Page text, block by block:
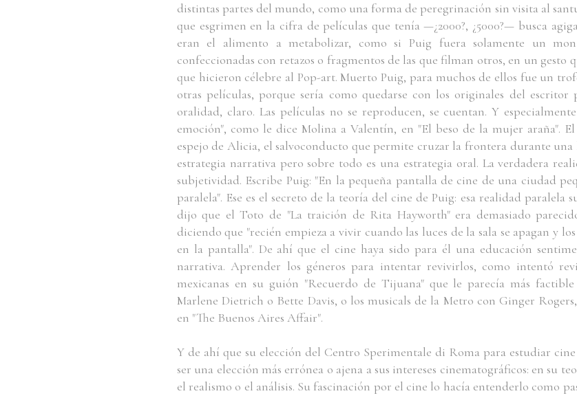
distintas partes del mundo, como una forma de peregrinación sin visita al
que esgrimen en la cifra de películas que tenía —¿2000?, ¿5000?— busca
eran el alimento a metabolizar, como si Puig fuera solamente un
confeccionadas con retazos o fragmentos de las que filman otros, en un gesto
que hicieron célebre al Pop-art. Muerto Puig, para muchos de ellos fue un
otras películas, porque sería como quedarse con los originales del
oralidad, claro. Las películas no se reproducen, se cuentan. Y
emoción", como le dice Molina a Valentín, en "El beso de la mujer araña".
espejo de Alicia, el salvoconducto que permite cruzar la frontera durante una
estrategia narrativa pero sobre todo es una estrategia oral. La verdadera
subjetividad. Escribe Puig: "En la pequeña pantalla de cine de una ciudad
paralela". Ese es el secreto de la teoría del cine de Puig: esa realidad paralela
dijo que el Toto de "La traición de Rita Hayworth" era demasiado
diciendo que "recién empieza a vivir cuando las luces de la sala se apagan y
en la pantalla". De ahí que el cine haya sido para él una educación
narrativa. Aprender los géneros para intentar revivirlos, como intentó
mexicanas en su guión "Recuerdo de Tijuana" que le parecía más
Marlene Dietrich o Bette Davis, o los musicals de la Metro con Ginger
en "The Buenos Aires Affair".
Y de ahí que su elección del Centro Sperimentale di Roma para estudiar
ser una elección más errónea o ajena a sus intereses cinematográficos: en su
el realismo o el análisis. Su fascinación por el cine lo hacía entenderlo como